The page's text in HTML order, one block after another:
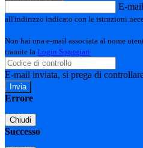
E-mail
all'indirizzo indicato con le istruzioni
Non hai una e-mail associata al nome
tramite la Login Spaggiari
E-mail inviata, si prega di
Errore
Chiudi
Successo